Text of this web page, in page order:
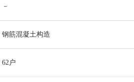
－
钢筋混凝土构造
62户